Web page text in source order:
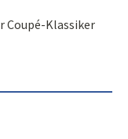
Coupé-Klassiker